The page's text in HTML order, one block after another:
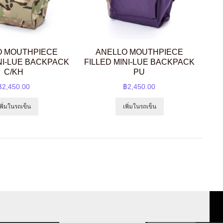
MOUTHPIECE
LUE BACKPACK
C/KH
2,450.00
มในรถเข็น
ANELLO MOUTHPIECE
FILLED MINI-LUE BACKPACK
PU
฿2,450.00
เพิ่มในรถเข็น